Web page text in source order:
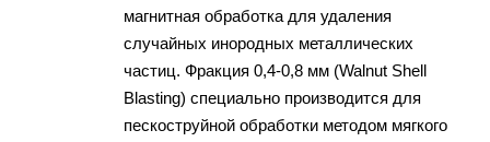
магнитная обработка для удаления
случайных инородных металлических
частиц. Фракция 0,4-0,8 мм (Walnut Shell
Blasting) специально производится для
пескоструйной обработки методом мягкого